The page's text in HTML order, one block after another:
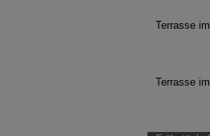
Terrasse
Terrasse